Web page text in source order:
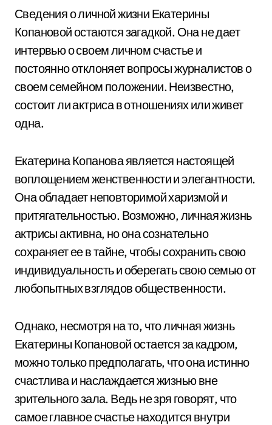
Сведения о личной жизни Екатерины
Копановой остаются загадкой. Она не дает
интервью о своем личном счастье и
постоянно отклоняет вопросы журналистов о
своем семейном положении. Неизвестно,
состоит ли актриса в отношениях или живет
одна.
Екатерина Копанова является настоящей
воплощением женственности и элегантности.
Она обладает неповторимой харизмой и
притягательностью. Возможно, личная жизнь
актрисы активна, но она сознательно
сохраняет ее в тайне, чтобы сохранить свою
индивидуальность и оберегать свою семью от
любопытных взглядов общественности.
Однако, несмотря на то, что личная жизнь
Екатерины Копановой остается за кадром,
можно только предполагать, что она истинно
счастлива и наслаждается жизнью вне
зрительного зала. Ведь не зря говорят, что
самое главное счастье находится внутри